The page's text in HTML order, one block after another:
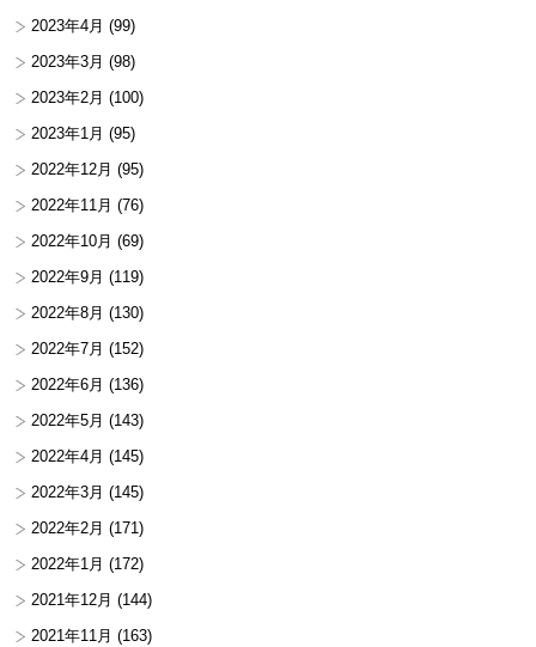
2023年4月 (99)
2023年3月 (98)
2023年2月 (100)
2023年1月 (95)
2022年12月 (95)
2022年11月 (76)
2022年10月 (69)
2022年9月 (119)
2022年8月 (130)
2022年7月 (152)
2022年6月 (136)
2022年5月 (143)
2022年4月 (145)
2022年3月 (145)
2022年2月 (171)
2022年1月 (172)
2021年12月 (144)
2021年11月 (163)